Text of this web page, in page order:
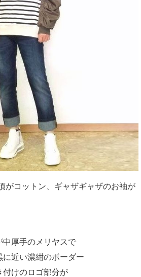
がコットン、ギャザギャザのお袖が
中厚手のメリヤスで
に近い濃紺のボーダー
付けのロゴ部分が